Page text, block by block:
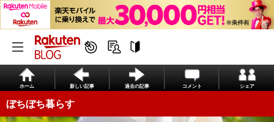
ホーム 新しい記事 過去の記事 コメント シェア
ぼちぼち暮らす